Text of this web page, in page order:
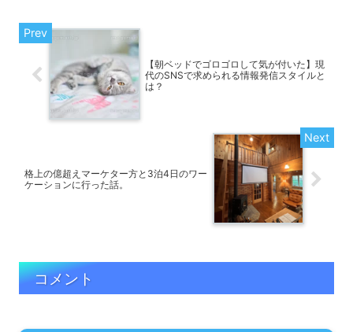
【朝ベッドでゴロゴロして気が付いた】現
代のSNSで求められる情報発信スタイルと
は？
格上の億超えマーケター方と3泊4日のワー
ケーションに行った話。
コメント